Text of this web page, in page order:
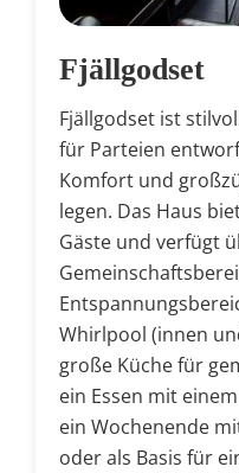
Fjällgodset
Fjällgodset ist
für Parteien
Komfort und
legen. Das Haus
Gäste und verfügt
Whirlpool (innen
große Küche für
ein Essen mit
ein Wochenende
oder als Basis für